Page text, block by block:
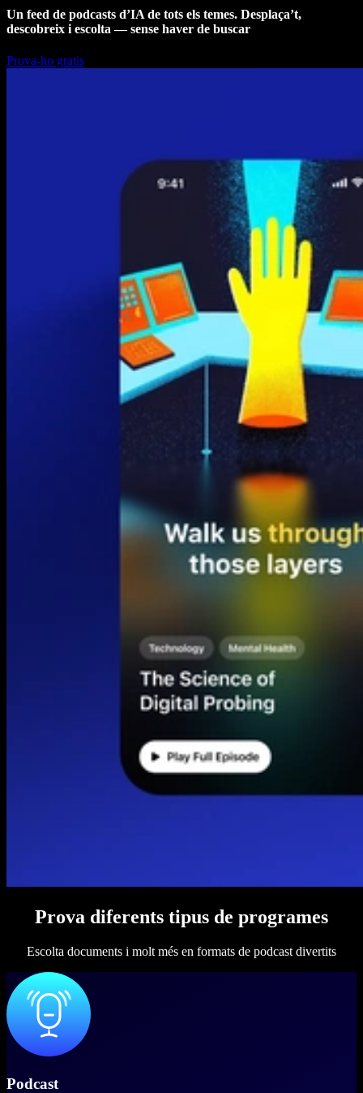
Un feed de podcasts d’IA de tots els temes. Desplaça’t,
descobreix i escolta — sense haver de buscar
Prova-ho gratis
Prova diferents tipus de programes
Escolta documents i molt més en formats de podcast divertits
Podcast